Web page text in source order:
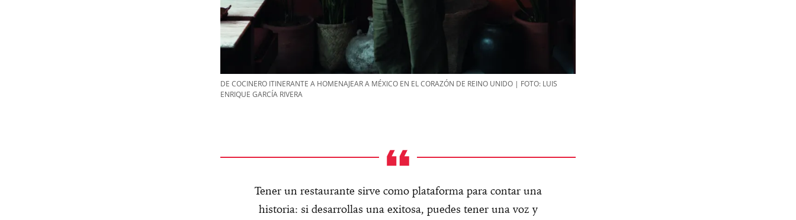
DE COCINERO ITINERANTE A HOMENAJEAR A MÉXICO EN EL CORAZÓN DE REINO UNIDO | FOTO: LUIS
ENRIQUE GARCÍA RIVERA
Tener un restaurante sirve como plataforma para contar una
historia: si desarrollas una exitosa, puedes tener una voz y